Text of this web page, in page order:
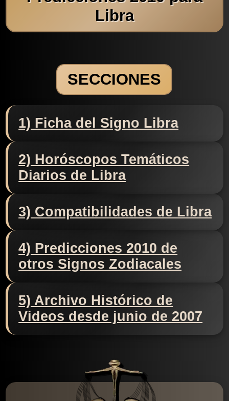
Libra
SECCIONES
1) Ficha del Signo Libra
2) Horóscopos Temáticos
Diarios de Libra
3) Compatibilidades de Libra
4) Predicciones 2010 de
otros Signos Zodiacales
5) Archivo Histórico de
Videos desde junio de 2007